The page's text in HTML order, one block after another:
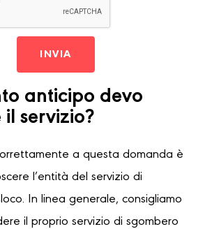
INVIA
anticipo devo
servizio?
a questa domanda è
l’entità del servizio di
In linea generale, consigliamo
il proprio servizio di sgombero